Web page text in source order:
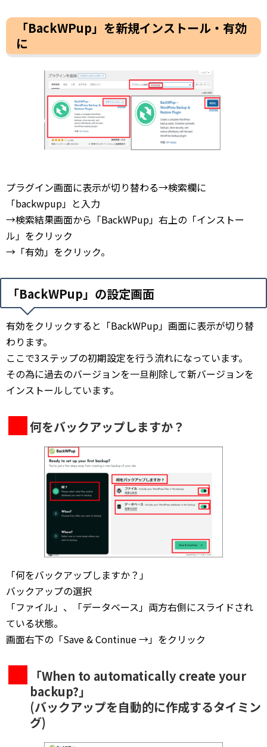
「BackWPup」を新規インストール・有効
に
プラグイン画面に表示が切り替わる→検索欄に
「backwpup」と入力
→検索結果画面から「BackWPup」右上の「インストー
ル」をクリック
→「有効」をクリック。
「BackWPup」の設定画面
有効をクリックすると「BackWPup」画面に表示が切り替
わります。
ここで3ステップの初期設定を行う流れになっています。
その為に過去のバージョンを一旦削除して新バージョンを
インストールしています。
何をバックアップしますか？
「何をバックアップしますか？」
バックアップの選択
「ファイル」、「データベース」両方右側にスライドされ
ている状態。
画面右下の「Save & Continue →」をクリック
「When to automatically create your
backup?」
(バックアップを自動的に作成するタイミン
グ)